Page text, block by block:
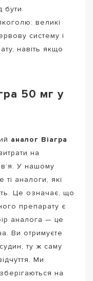
бути
великі
систему і
навіть якщо
50 мг у
аналог Віагра
на
У нашому
ті аналоги, які
Це означає, що
препарату є
аналога — це
Ви отримуєте
ту ж саму
Ми
на